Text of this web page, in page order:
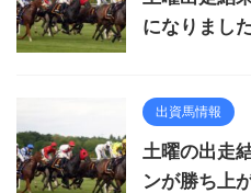
になりまし
出資馬情報
土曜の出走
ンが勝ち上